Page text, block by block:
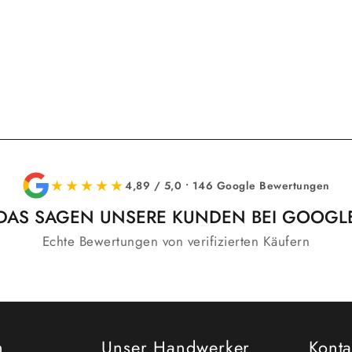
★★★★★4,89 / 5,0 • 146 Google Bewertungen
SAGEN UNSERE KUNDEN BEI
Echte Bewertungen von verifizierten Käufern